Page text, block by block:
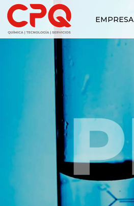
EMPRESA